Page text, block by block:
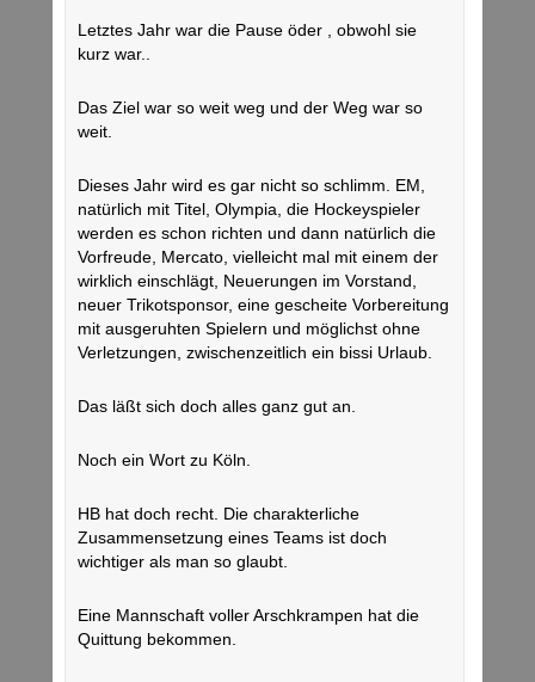
Letztes Jahr war die Pause öder , obwohl sie
kurz war..
Das Ziel war so weit weg und der Weg war so
weit.
Dieses Jahr wird es gar nicht so schlimm. EM,
natürlich mit Titel, Olympia, die Hockeyspieler
werden es schon richten und dann natürlich die
Vorfreude, Mercato, vielleicht mal mit einem der
wirklich einschlägt, Neuerungen im Vorstand,
neuer Trikotsponsor, eine gescheite Vorbereitung
mit ausgeruhten Spielern und möglichst ohne
Verletzungen, zwischenzeitlich ein bissi Urlaub.
Das läßt sich doch alles ganz gut an.
Noch ein Wort zu Köln.
HB hat doch recht. Die charakterliche
Zusammensetzung eines Teams ist doch
wichtiger als man so glaubt.
Eine Mannschaft voller Arschkrampen hat die
Quittung bekommen.